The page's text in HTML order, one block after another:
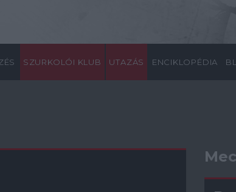
SZURKOLÓI KLUB UTAZÁS ENCIKLOPÉDIA